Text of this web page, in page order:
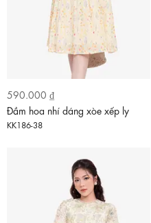
590.000 ₫
Đầm hoa nhí dáng xòe xếp ly
KK186-38